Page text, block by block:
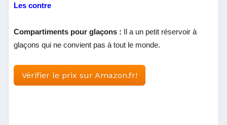
Les contre
Compartiments pour glaçons : Il a un petit réservoir à
glaçons qui ne convient pas à tout le monde.
Vérifier le prix sur Amazon.fr!